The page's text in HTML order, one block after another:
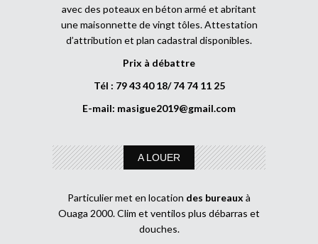
avec des poteaux en béton armé et abritant
une maisonnette de vingt tôles. Attestation
d’attribution et plan cadastral disponibles.
Prix à débattre
Tél : 79 43 40 18/ 74 74 11 25
E-mail: masigue2019@gmail.com
A LOUER
Particulier met en location des bureaux à
Ouaga 2000. Clim et ventilos plus débarras et
douches.